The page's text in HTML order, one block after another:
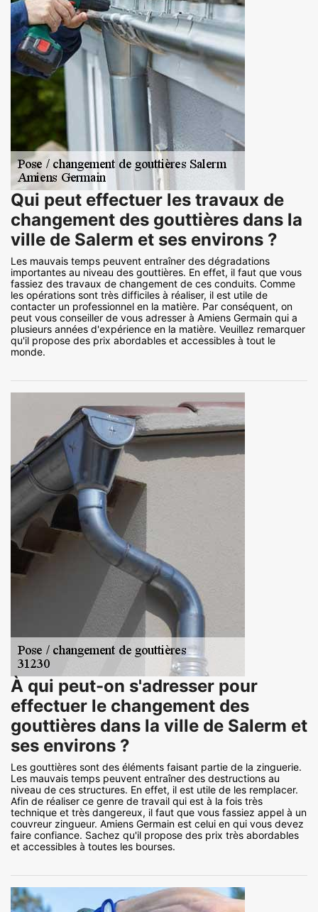
Qui peut effectuer les travaux de
changement des gouttières dans la
ville de Salerm et ses environs ?
Les mauvais temps peuvent entraîner des dégradations
importantes au niveau des gouttières. En effet, il faut que vous
fassiez des travaux de changement de ces conduits. Comme
les opérations sont très difficiles à réaliser, il est utile de
contacter un professionnel en la matière. Par conséquent, on
peut vous conseiller de vous adresser à Amiens Germain qui a
plusieurs années d'expérience en la matière. Veuillez remarquer
qu'il propose des prix abordables et accessibles à tout le
monde.
À qui peut-on s'adresser pour
effectuer le changement des
gouttières dans la ville de Salerm et
ses environs ?
Les gouttières sont des éléments faisant partie de la zinguerie.
Les mauvais temps peuvent entraîner des destructions au
niveau de ces structures. En effet, il est utile de les remplacer.
Afin de réaliser ce genre de travail qui est à la fois très
technique et très dangereux, il faut que vous fassiez appel à un
couvreur zingueur. Amiens Germain est celui en qui vous devez
faire confiance. Sachez qu'il propose des prix très abordables
et accessibles à toutes les bourses.